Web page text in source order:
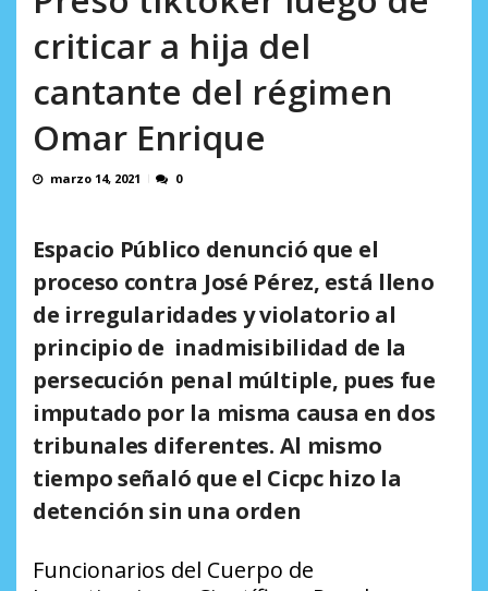
criticar a hija del
cantante del régimen
Omar Enrique
marzo 14, 2021 0
Espacio Público denunció que el
proceso contra José Pérez, está lleno
de irregularidades y violatorio al
principio de inadmisibilidad de la
persecución penal múltiple, pues fue
imputado por la misma causa en dos
tribunales diferentes. Al mismo
tiempo señaló que el Cicpc hizo la
detención sin una orden
Funcionarios del Cuerpo de